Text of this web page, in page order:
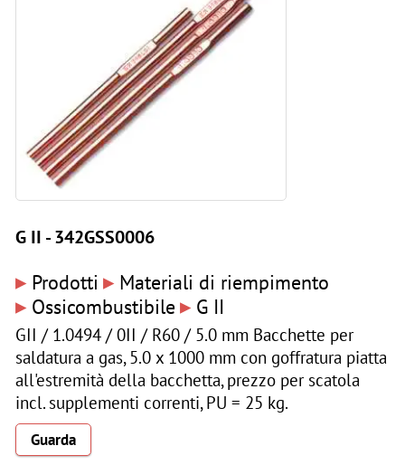
G II - 342GSS0006
▸ Prodotti ▸ Materiali di riempimento
▸ Ossicombustibile ▸ G II
GII / 1.0494 / 0II / R60 / 5.0 mm Bacchette per
saldatura a gas, 5.0 x 1000 mm con goffratura piatta
all'estremità della bacchetta, prezzo per scatola
incl. supplementi correnti, PU = 25 kg.
Guarda